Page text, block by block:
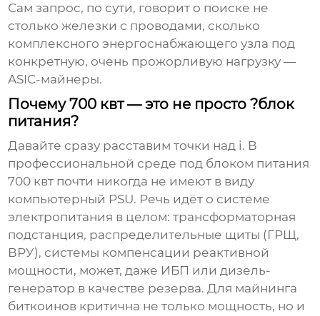
Сам запрос, по сути, говорит о поиске не
столько железки с проводами, сколько
комплексного энергоснабжающего узла под
конкретную, очень прожорливую нагрузку —
ASIC-майнеры.
Почему 700 квт — это не просто ?блок
питания?
Давайте сразу расставим точки над i. В
профессиональной среде под блоком питания
700 квт почти никогда не имеют в виду
компьютерный PSU. Речь идёт о системе
электропитания в целом: трансформаторная
подстанция, распределительные щиты (ГРЩ,
ВРУ), системы компенсации реактивной
мощности, может, даже ИБП или дизель-
генератор в качестве резерва. Для майнинга
биткоинов критична не только мощность, но и